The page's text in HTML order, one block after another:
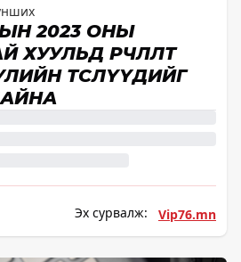
2023 ОНЫ
ХУУЛЬД ӨӨРЧЛӨЛТ
ТӨСЛҮҮДИЙГ
Эх сурвалж: Vip76.mn